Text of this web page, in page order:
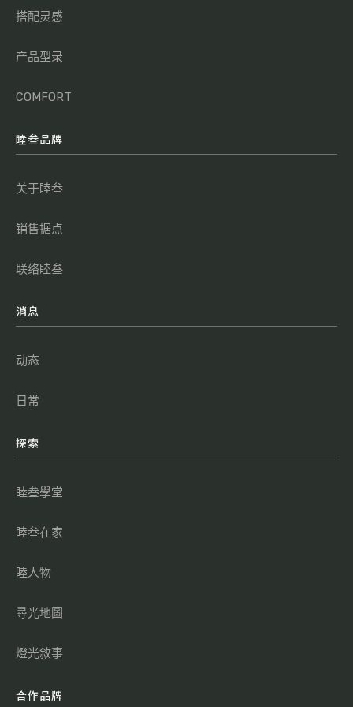
搭配灵感
产品型录
COMFORT
睦叁品牌
关于睦叁
销售据点
联络睦叁
消息
动态
日常
探索
睦叁學堂
睦叁在家
睦人物
尋光地圖
燈光敘事
合作品牌